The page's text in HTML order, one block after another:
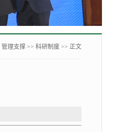
管理支撑 >> 科研制度 >> 正文